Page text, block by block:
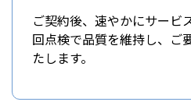
ご契約後、速やかにサービ
回点検で品質を維持し、ご
たします。